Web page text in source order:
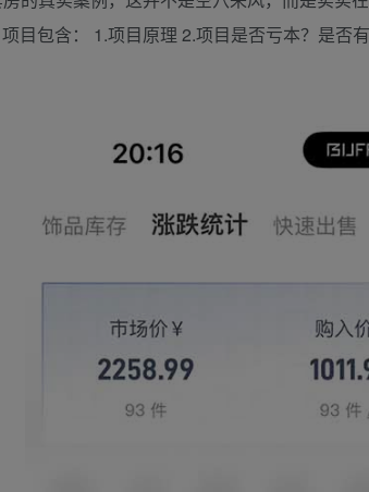
目包含： 1.项目原理 2.项目是否亏本？是否